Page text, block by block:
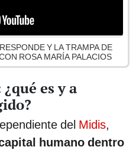
Y LA TRAMPA DE
ROSA MARÍA PALACIOS
es y a
del Midis,
humano dentro